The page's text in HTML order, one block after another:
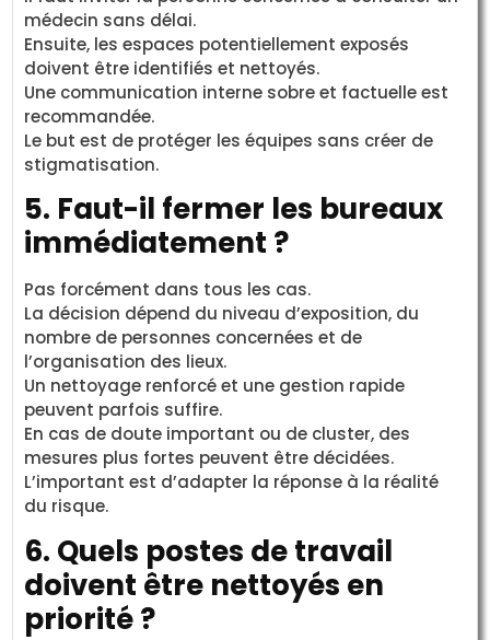
médecin sans délai.
Ensuite, les espaces potentiellement exposés
doivent être identifiés et nettoyés.
Une communication interne sobre et factuelle est
recommandée.
Le but est de protéger les équipes sans créer de
stigmatisation.
5. Faut-il fermer les bureaux
immédiatement ?
Pas forcément dans tous les cas.
La décision dépend du niveau d’exposition, du
nombre de personnes concernées et de
l’organisation des lieux.
Un nettoyage renforcé et une gestion rapide
peuvent parfois suffire.
En cas de doute important ou de cluster, des
mesures plus fortes peuvent être décidées.
L’important est d’adapter la réponse à la réalité
du risque.
6. Quels postes de travail
doivent être nettoyés en
priorité ?